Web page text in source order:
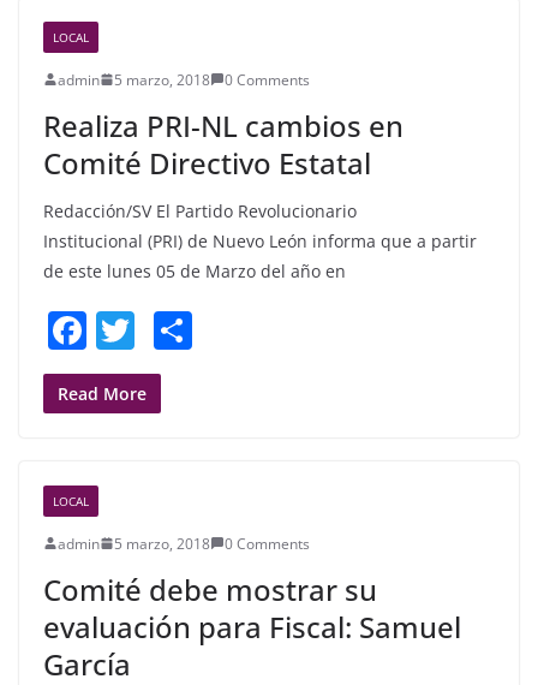
b
o
o
k
LOCAL
admin 5 marzo, 2018 0 Comments
Realiza PRI-NL cambios en
Comité Directivo Estatal
Redacción/SV El Partido Revolucionario
Institucional (PRI) de Nuevo León informa que a partir
de este lunes 05 de Marzo del año en
F
a
c
b
o
o
k
T
w
itt
Read More
LOCAL
admin 5 marzo, 2018 0 Comments
Comité debe mostrar su
evaluación para Fiscal: Samuel
García